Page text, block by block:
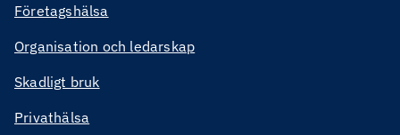
Företagshälsa
Organisation och ledarskap
Skadligt bruk
Privathälsa